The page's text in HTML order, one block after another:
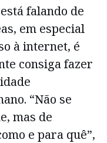
falando de
em especial
à internet, é
consiga fazer
“Não se
mas de
e para quê”,